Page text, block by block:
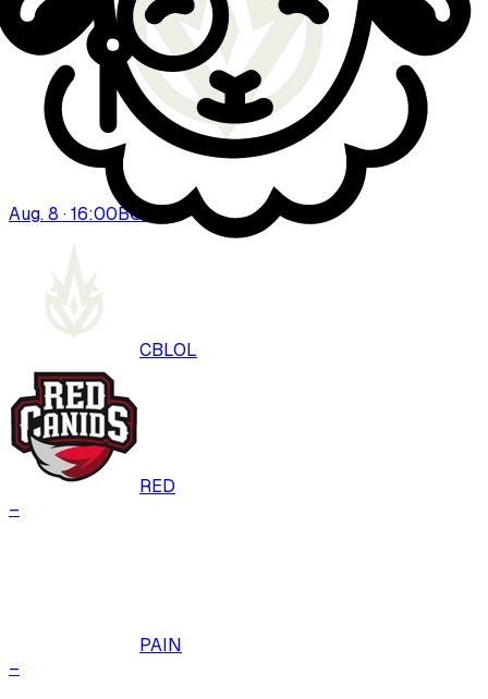
Aug. 8 · 16:00BO3
CBLOL
RED
–
PAIN
–